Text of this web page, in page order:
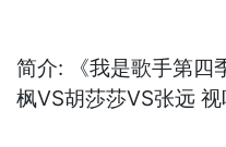
简介: 《我是歌手第四
枫VS胡莎莎VS张远